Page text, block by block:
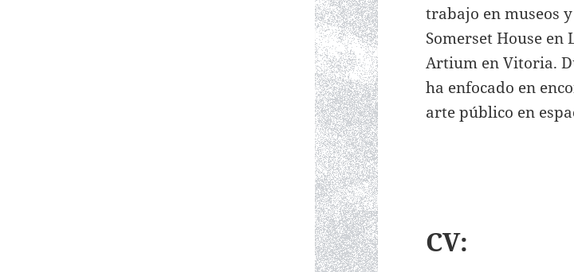
trabajo en museos
Somerset House
Artium en Vitoria.
ha enfocado en
arte público en
CV: